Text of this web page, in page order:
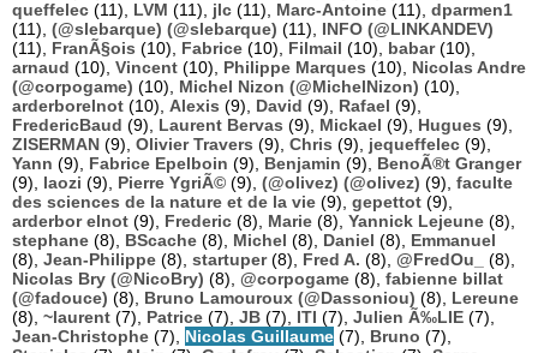
queffelec (11), LVM (11), jlc (11), Marc-Antoine (11), dparmen1
(11), (@slebarque) (@slebarque) (11), INFO (@LINKANDEV)
(11), FranÃ§ois (10), Fabrice (10), Filmail (10), babar(10),
arnaud (10), Vincent (10), Philippe Marques (10), Nicolas Andre
(@corpogame) (10), Michel Nizon (@MichelNizon) (10),
arderborelnot (10), Alexis (9), David (9), Rafael (9),
FredericBaud (9), Laurent Bervas (9), Mickael (9), Hugues (9),
ZISERMAN (9), Olivier Travers (9), Chris (9), jequeffelec (9),
Yann (9), Fabrice Epelboin (9), Benjamin (9), BenoÃ®t Granger
(9), laozi (9), Pierre YgriÃ© (9), (@olivez) (@olivez) (9), faculte
des sciences de la nature et de la vie (9), gepettot (9),
arderbor elnot (9), Frederic (8), Marie (8), Yannick Lejeune (8),
stephane (8), BScache (8), Michel (8), Daniel (8), Emmanuel
(8), Jean-Philippe (8), startuper(8), Fred A. (8), @FredOu_
(8),
Nicolas Bry (@NicoBry) (8), @corpogame (8), fabienne billat
(@fadouce) (8), Bruno Lamouroux (@Dassoniou) (8), Lereune
(8), ~laurent (7), Patrice (7), JB (7), ITI (7), Julien Ã‰LIE (7),
Jean-Christophe (7), Nicolas Guillaume (7), Bruno (7),